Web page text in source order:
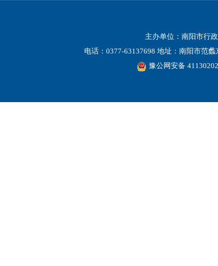
主办单位：南阳市行
电话：0377-63137698 地址：南阳市范
豫公网安备